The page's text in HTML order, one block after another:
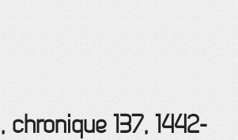
chronique 137, 1442-